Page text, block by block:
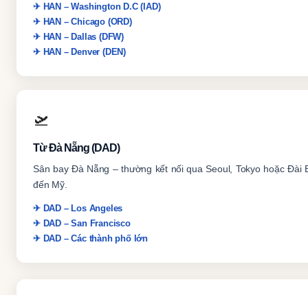
✈ HAN – Washington D.C (IAD)
✈ HAN – Chicago (ORD)
✈ HAN – Dallas (DFW)
✈ HAN – Denver (DEN)
🛫
Từ Đà Nẵng (DAD)
Sân bay Đà Nẵng – thường kết nối qua Seoul, Tokyo hoặc Đài
đến Mỹ.
✈ DAD – Los Angeles
✈ DAD – San Francisco
✈ DAD – Các thành phố lớn